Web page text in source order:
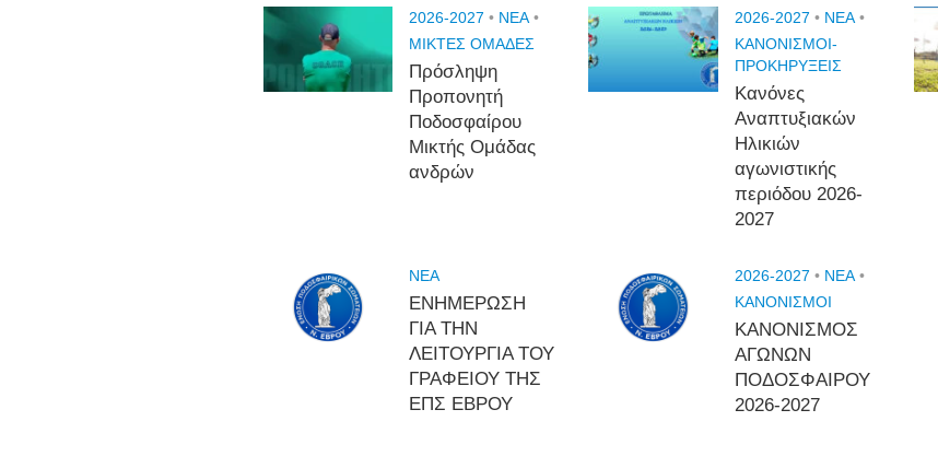
2026-2027 • NEA •
ΜΙΚΤΕΣ ΟΜΑΔΕΣ
Πρόσληψη
Προπονητή
Ποδοσφαίρου
Μικτής Ομάδας
ανδρών
2026-2027 • NEA •
ΚΑΝΟΝΙΣΜΟΙ-
ΠΡΟΚΗΡΥΞΕΙΣ
Κανόνες
Αναπτυξιακών
Ηλικιών
αγωνιστικής
περιόδου 2026-
2027
NEA
ΕΝΗΜΕΡΩΣΗ
ΓΙΑ ΤΗΝ
ΛΕΙΤΟΥΡΓΙΑ ΤΟΥ
ΓΡΑΦΕΙΟΥ ΤΗΣ
ΕΠΣ ΕΒΡΟΥ
2026-2027 • NEA •
ΚΑΝΟΝΙΣΜΟΙ
ΚΑΝΟΝΙΣΜΟΣ
ΑΓΩΝΩΝ
ΠΟΔΟΣΦΑΙΡΟΥ
2026-2027